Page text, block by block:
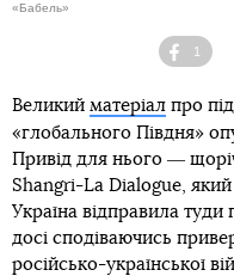
«Бабель»
1
Великий матеріал про
«глобального Півдня»
Привід для нього ―
Shangri-La Dialogue, який
Україна відправила
досі сподіваючись
російсько-української